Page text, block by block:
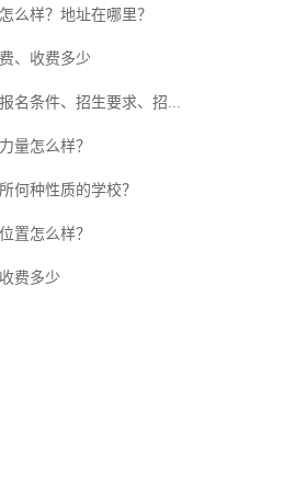
么样？地址在哪里？
、收费多少
名条件、招生要求、招...
量怎么样？
何种性质的学校？
置怎么样？
费多少